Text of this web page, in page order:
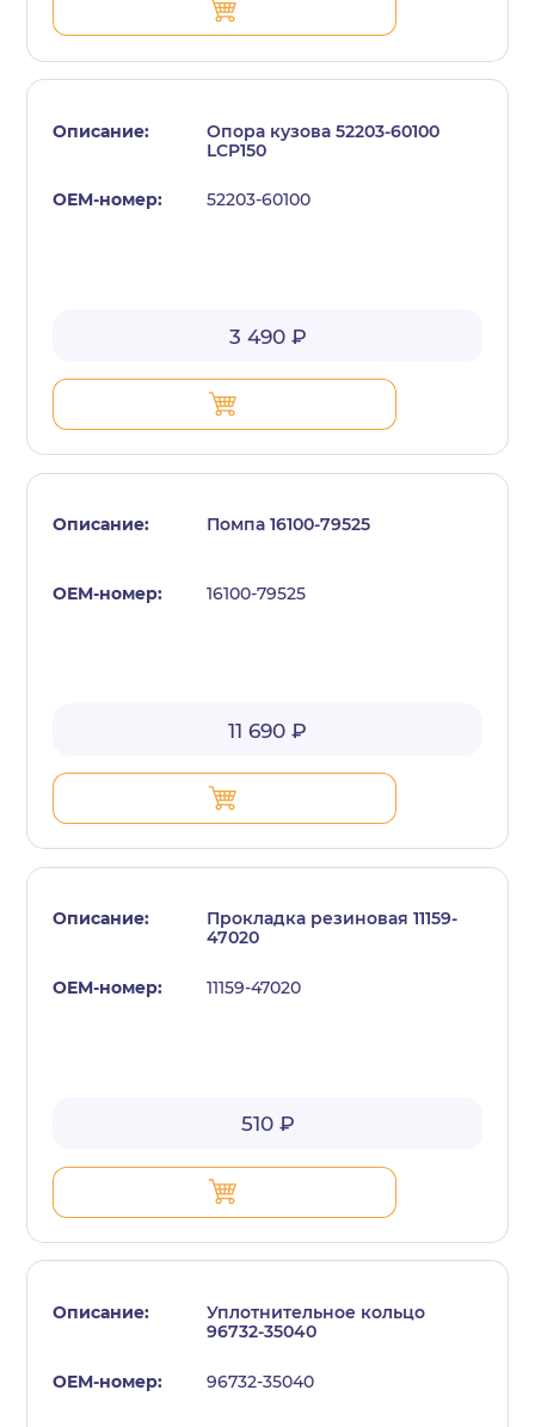
Опора кузова 52203-60100
LCP150
52203-60100
3 490 ₽
Помпа 16100-79525
16100-79525
11 690 ₽
Прокладка резиновая 11159-
47020
11159-47020
510 ₽
Уплотнительное кольцо
96732-35040
96732-35040